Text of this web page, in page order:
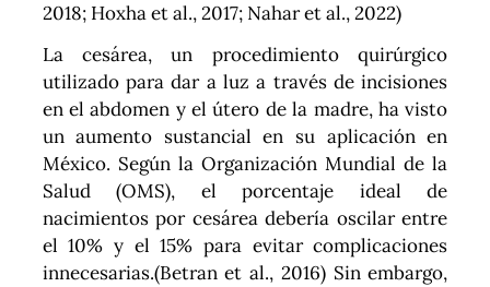
2018; Hoxha et al., 2017; Nahar et al., 2022)
La cesárea, un procedimiento quirúrgico
utilizado para dar a luz a través de incisiones
en el abdomen y el útero de la madre, ha visto
un aumento sustancial en su aplicación en
México. Según la Organización Mundial de la
Salud (OMS), el porcentaje ideal de
nacimientos por cesárea debería oscilar entre
el 10% y el 15% para evitar complicaciones
innecesarias.(Betran et al., 2016) Sin embargo,